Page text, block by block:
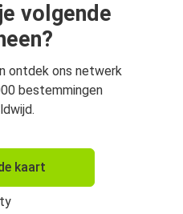
volgende
ontdek ons netwerk
bestemmingen
kaart